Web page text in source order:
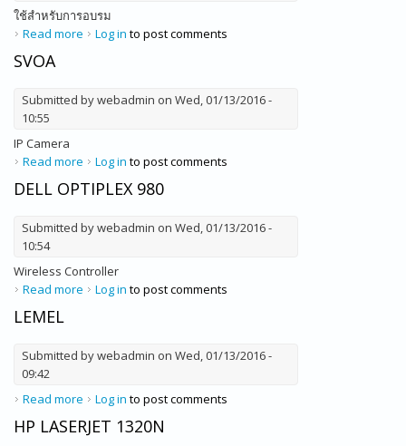
ใช้สำหรับการอบรม
Read more about Lemel
Log in to post comments
SVOA
Submitted bywebadmin on Wed, 01/13/2016 -
10:55
IP Camera
Read more about SVOA
Log in to post comments
DELL OPTIPLEX 980
Submitted bywebadmin on Wed, 01/13/2016 -
10:54
Wireless Controller
Read more about Dell Optiplex 980
Log in to post comments
LEMEL
Submitted bywebadmin on Wed, 01/13/2016 -
09:42
Read more about Lemel
Log in to post comments
HP LASERJET 1320N